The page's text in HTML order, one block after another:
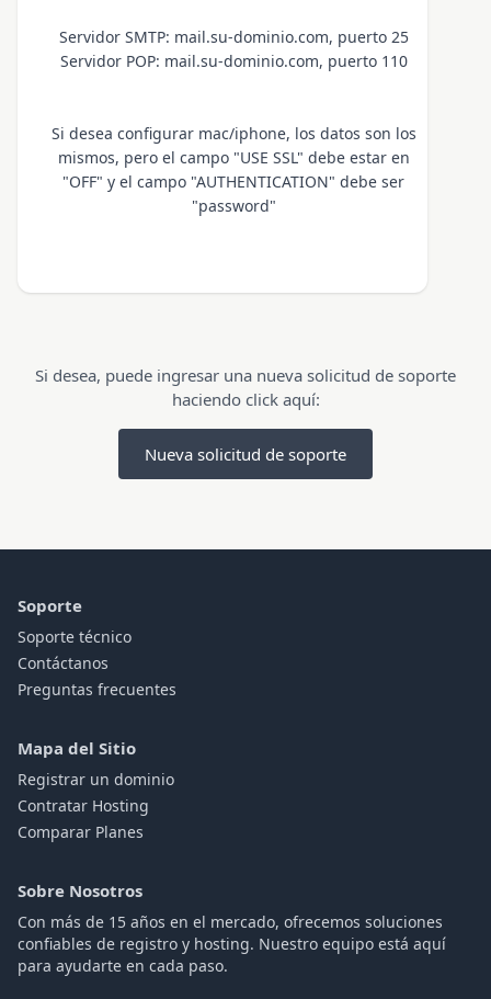
Servidor SMTP: mail.su-dominio.com, puerto 25
Servidor POP: mail.su-dominio.com, puerto 110
Si desea configurar mac/iphone, los datos son los
mismos, pero el campo "USE SSL" debe estar en
"OFF" y el campo "AUTHENTICATION" debe ser
"password"
Si desea, puede ingresar una nueva solicitud de soporte
haciendo click aquí:
Nueva solicitud de soporte
Soporte
Soporte técnico
Contáctanos
Preguntas frecuentes
Mapa del Sitio
Registrar un dominio
Contratar Hosting
Comparar Planes
Sobre Nosotros
Con más de 15 años en el mercado, ofrecemos soluciones
confiables de registro y hosting. Nuestro equipo está aquí
para ayudarte en cada paso.